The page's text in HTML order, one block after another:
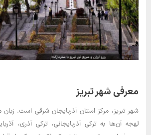
معرفی شهر تبریز
شهر تبریز، مرکز استان آذربایجان شرقی است. زبان
لهجه آن‌ها به ترکی آذربایجانی، ترکی آذری،